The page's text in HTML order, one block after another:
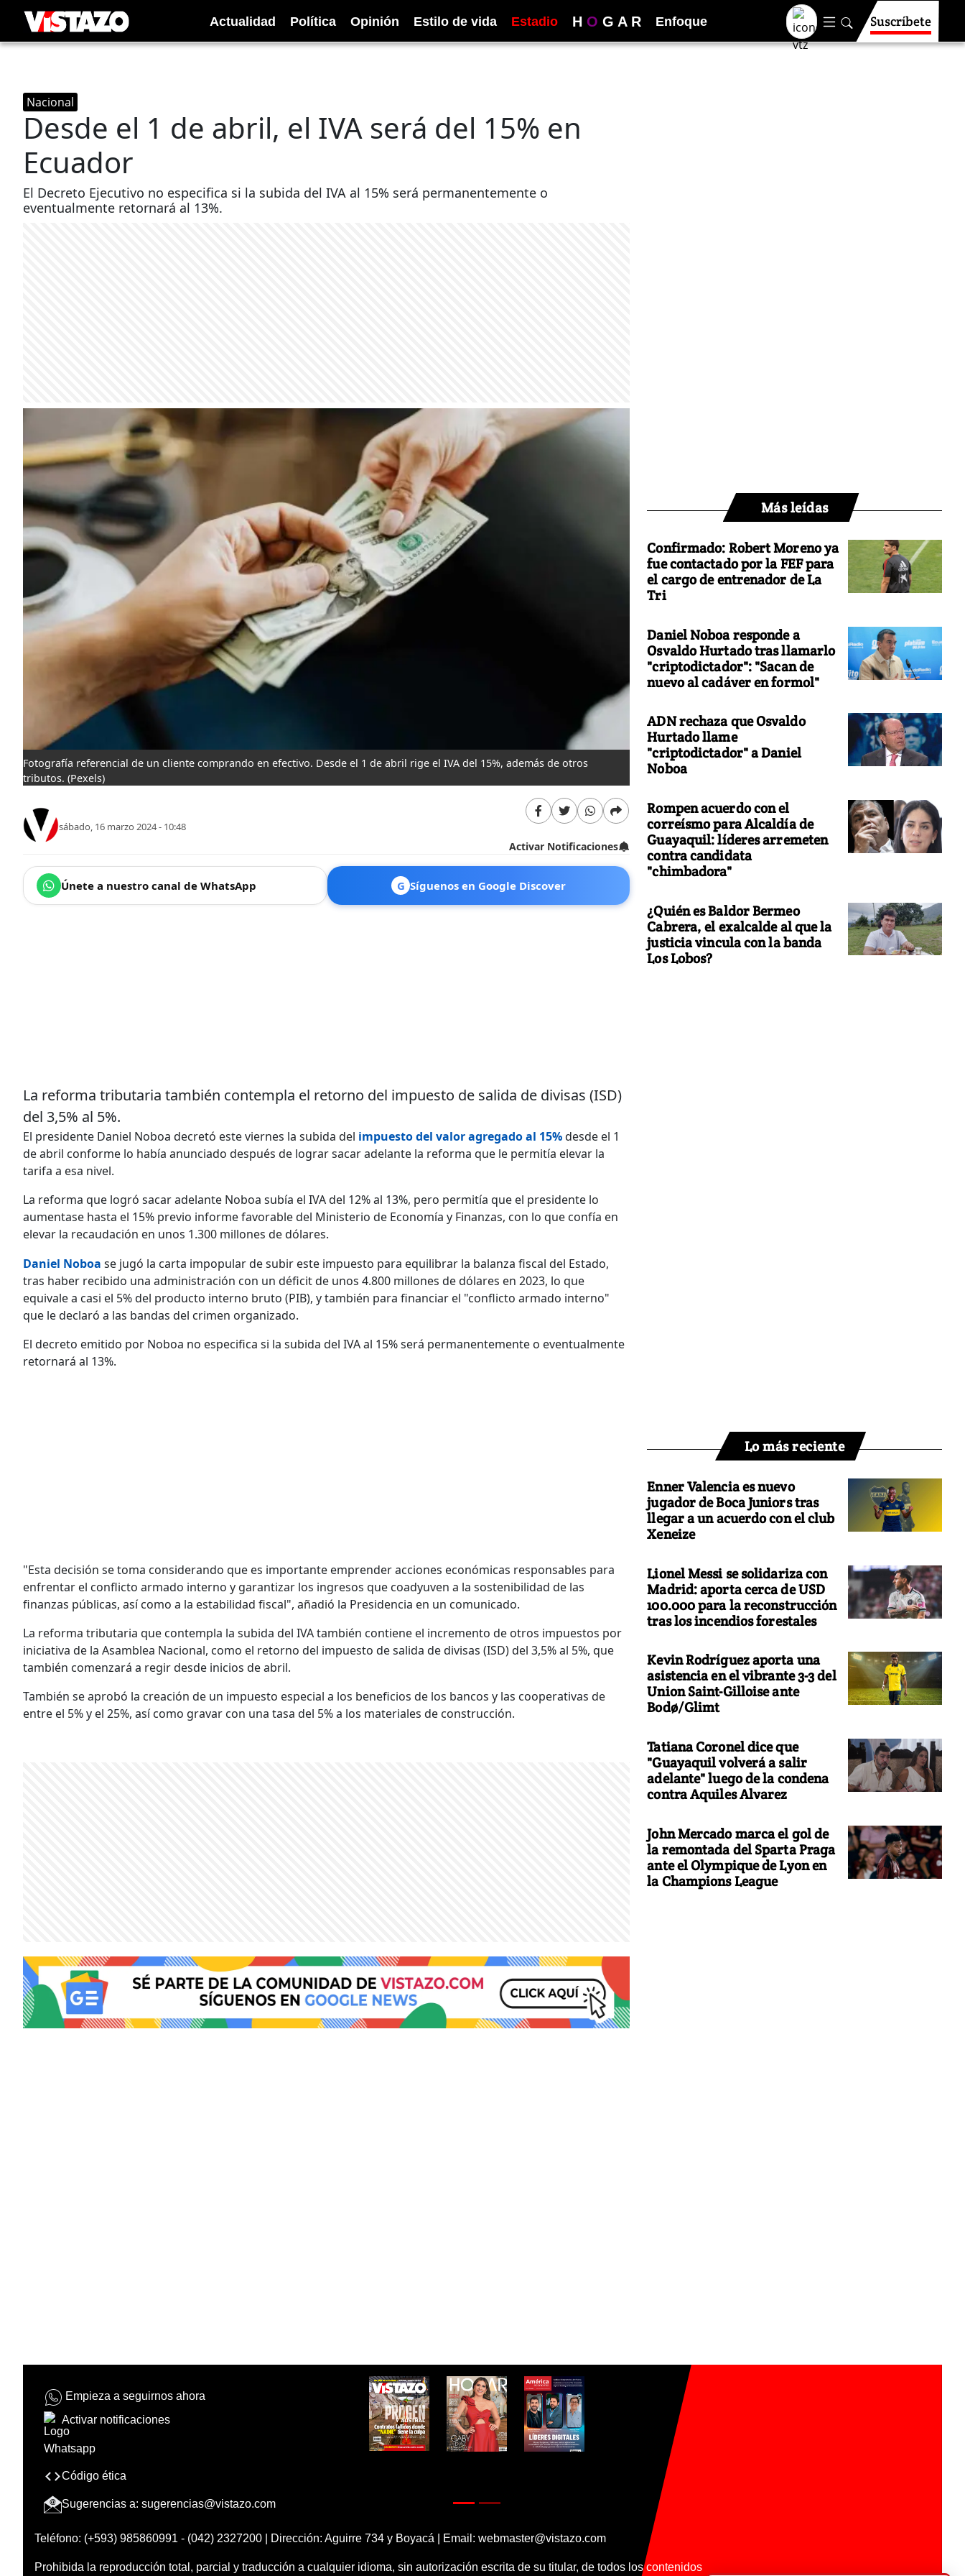
Actualidad Política Opinión Estilo de vida Estadio H O G A R Enfoque Suscríbete
Nacional
Desde el 1 de abril, el IVA será del 15% en
Ecuador
El Decreto Ejecutivo no especifica si la subida del IVA al 15% será permanentemente o
eventualmente retornará al 13%.
Fotografía referencial de un cliente comprando en efectivo. Desde el 1 de abril rige el IVA del 15%, además de otros
tributos. (Pexels)
sábado, 16 marzo 2024 - 10:48
Activar Notificaciones
Únete a nuestro canal de WhatsApp G Síguenos en Google Discover
La reforma tributaria también contempla el retorno del impuesto de salida de divisas (ISD)
del 3,5% al 5%.
El presidente Daniel Noboa decretó este viernes la subida del impuesto del valor agregado al 15%desde el 1
de abril conforme lo había anunciado después de lograr sacar adelante la reforma que le permitía elevar la
tarifa a esa nivel.
La reforma que logró sacar adelante Noboa subía el IVA del 12% al 13%, pero permitía que el presidente lo
aumentase hasta el 15% previo informe favorable del Ministerio de Economía y Finanzas, con lo que confía en
elevar la recaudación en unos 1.300 millones de dólares.
Daniel Noboa se jugó la carta impopular de subir este impuesto para equilibrar la balanza fiscal del Estado,
tras haber recibido una administración con un déficit de unos 4.800 millones de dólares en 2023, lo que
equivale a casi el 5% del producto interno bruto (PIB), y también para financiar el "conflicto armado interno"
que le declaró a las bandas del crimen organizado.
El decreto emitido por Noboa no especifica si la subida del IVA al 15% será permanentemente o eventualmente
retornará al 13%.
"Esta decisión se toma considerando que es importante emprender acciones económicas responsables para
enfrentar el conflicto armado interno y garantizar los ingresos que coadyuven a la sostenibilidad de las
finanzas públicas, así como a la estabilidad fiscal", añadió la Presidencia en un comunicado.
La reforma tributaria que contempla la subida del IVA también contiene el incremento de otros impuestos por
iniciativa de la Asamblea Nacional, como el retorno del impuesto de salida de divisas (ISD) del 3,5% al 5%, que
también comenzará a regir desde inicios de abril.
También se aprobó la creación de un impuesto especial a los beneficios de los bancos y las cooperativas de
entre el 5% y el 25%, así como gravar con una tasa del 5% a los materiales de construcción.
Más leídas
Confirmado: Robert Moreno ya
fue contactado por la FEF para
el cargo de entrenador de La
Tri
Daniel Noboa responde a
Osvaldo Hurtado tras llamarlo
"criptodictador": "Sacan de
nuevo al cadáver en formol"
ADN rechaza que Osvaldo
Hurtado llame
"criptodictador" a Daniel
Noboa
Rompen acuerdo con el
correísmo para Alcaldía de
Guayaquil: líderes arremeten
contra candidata
"chimbadora"
¿Quién es Baldor Bermeo
Cabrera, el exalcalde al que la
justicia vincula con la banda
Los Lobos?
Lo más reciente
Enner Valencia es nuevo
jugador de Boca Juniors tras
llegar a un acuerdo con el club
Xeneize
Lionel Messi se solidariza con
Madrid: aporta cerca de USD
100.000 para la reconstrucción
tras los incendios forestales
Kevin Rodríguez aporta una
asistencia en el vibrante 3-3 del
Union Saint-Gilloise ante
Bodø/Glimt
Tatiana Coronel dice que
"Guayaquil volverá a salir
adelante" luego de la condena
contra Aquiles Alvarez
John Mercado marca el gol de
la remontada del Sparta Praga
ante el Olympique de Lyon en
la Champions League
Empieza a seguirnos ahora
Activar notificaciones
Código ética
Sugerencias a: sugerencias@vistazo.com
Teléfono: (+593) 985860991 - (042) 2327200 | Dirección: Aguirre 734 y Boyacá | Email: webmaster@vistazo.com
Prohibida la reproducción total, parcial y traducción a cualquier idioma, sin autorización escrita de su titular, de todos los contenidos